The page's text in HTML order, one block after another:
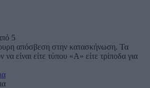
5
απόσβεση στην κατασκήνωση. Τα
είναι είτε τύπου «Α» είτε τρίποδα για